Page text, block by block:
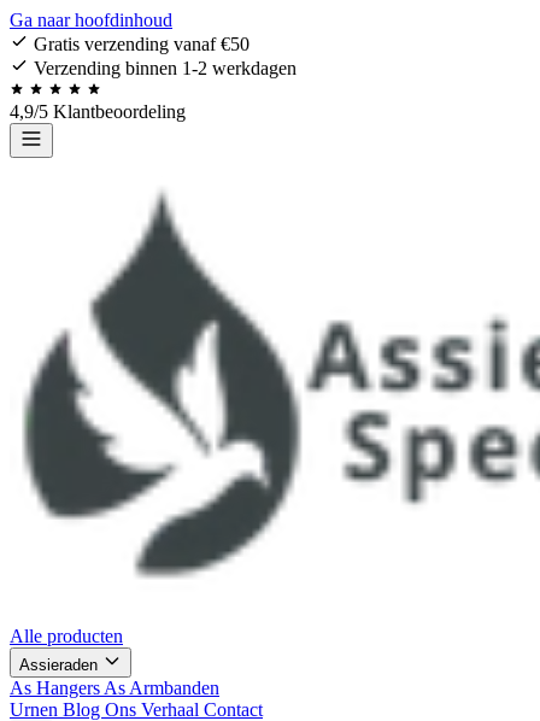
Ga naar hoofdinhoud
Gratis verzending vanaf €50
Verzending binnen 1-2 werkdagen
4,9/5 Klantbeoordeling
Alle producten
Assieraden
As Hangers As Armbanden
Urnen Blog Ons Verhaal Contact